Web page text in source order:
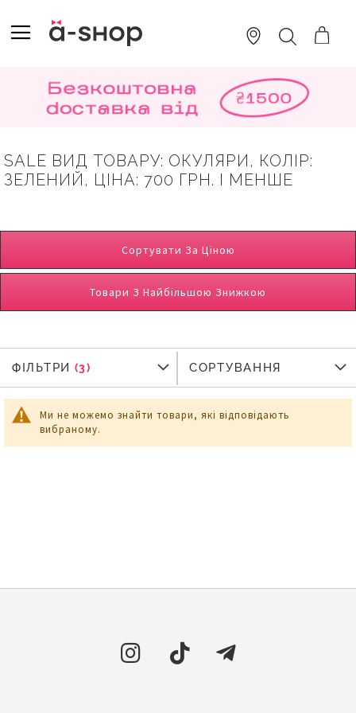
TO
CONTENT
ПОШУК
SALE ВИД ТОВАРУ: ОКУЛЯРИ, КОЛІР:
ЗЕЛЕНИЙ, ЦІНА: 700 ГРН. І МЕНШЕ
Сортувати За Ціною
Товари З Найбільшою Знижкою
Ми не можемо знайти товари, які відповідають
вибраному.
ФІЛЬТРИ
ФІЛЬТРИ СОРТУВАННЯ